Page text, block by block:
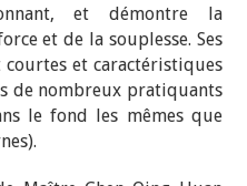
et démontre la
et de la souplesse. Ses
courtes et caractéristiques
de nombreux pratiquants
le fond les mêmes que